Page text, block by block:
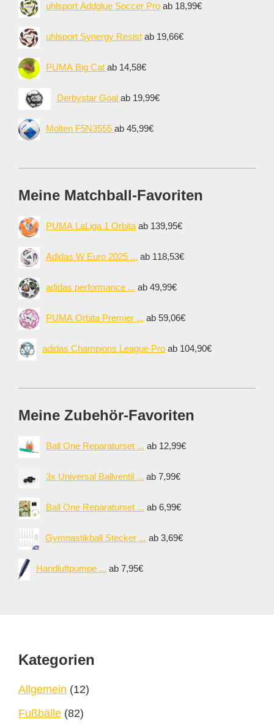
uhlsport Addglue Soccer Pro ab 18,99€
uhlsport Synergy Resist ab 19,66€
PUMA Big Cat ab 14,58€
Derbystar Goal ab 19,99€
Molten F5N3555 ab 45,99€
Meine Matchball-Favoriten
PUMA LaLiga 1 Orbita ab 139,95€
Adidas W Euro 2025 ... ab 118,53€
adidas performance ... ab 49,99€
PUMA Orbita Premier ... ab 59,06€
adidas Champions League Pro ab 104,90€
Meine Zubehör-Favoriten
Ball One Reparaturset ... ab 12,99€
3x Universal Ballventil ... ab 7,99€
Ball One Reparaturset ... ab 6,99€
Gymnastikball Stecker ... ab 3,69€
Handluftpumpe ... ab 7,95€
Footer
Kategorien
Allgemein (12)
Fußbälle (82)